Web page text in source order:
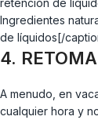
Ingredientes
de líquidos[/
4.
A menudo, en
cualquier hora y